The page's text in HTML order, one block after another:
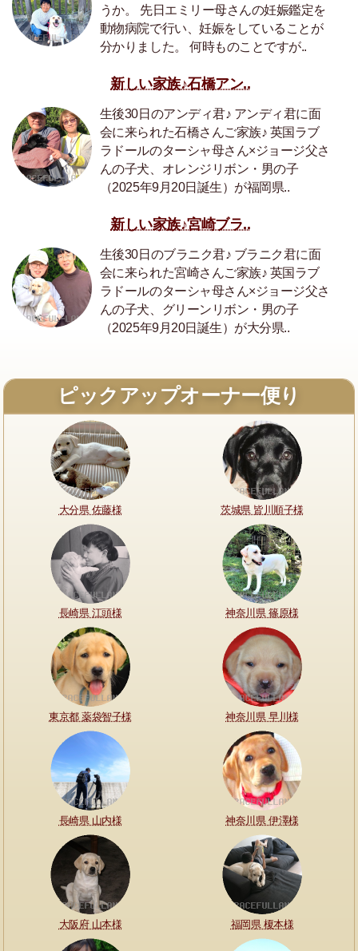
うか。 先日エミリー母さんの妊娠鑑定を
動物病院で行い、妊娠をしていることが
分かりました。 何時ものことですが..
新しい家族♪石橋アン..
生後30日のアンディ君♪ アンディ君に面
会に来られた石橋さんご家族♪ 英国ラブ
ラドールのターシャ母さん×ジョージ父さ
んの子犬、オレンジリボン・男の子
（2025年9月20日誕生）が福岡県..
新しい家族♪宮崎ブラ..
生後30日のブラニク君♪ ブラニク君に面
会に来られた宮崎さんご家族♪ 英国ラブ
ラドールのターシャ母さん×ジョージ父さ
んの子犬、グリーンリボン・男の子
（2025年9月20日誕生）が大分県..
ピックアップオーナー便り
大分県 佐藤様 茨城県 皆川順子様
長崎県 江頭様 神奈川県 篠原様
東京都 薬袋智子様 神奈川県 早川様
長崎県 山内様 神奈川県 伊澤様
大阪府 山本様 福岡県 榎本様